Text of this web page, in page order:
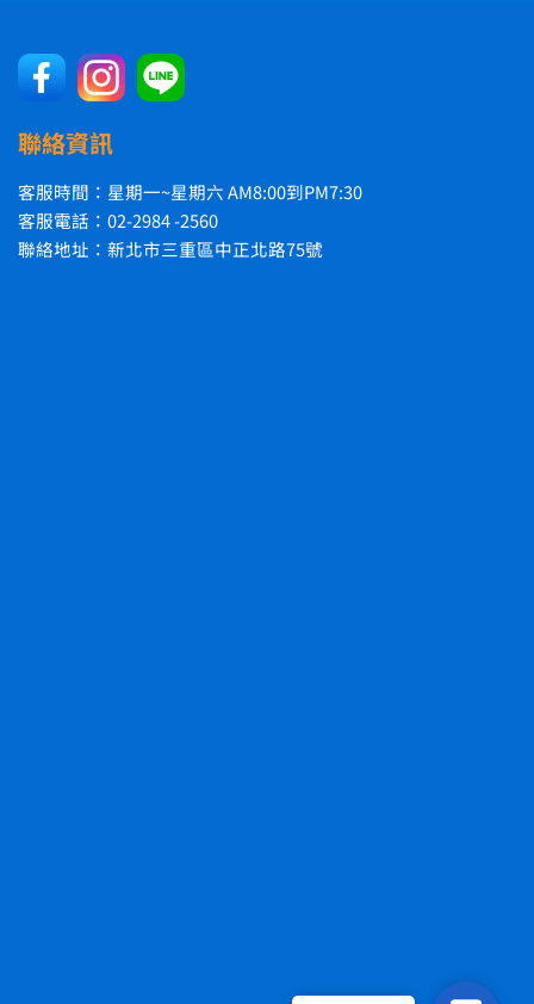
聯絡資訊
客服時間：星期一~星期六 AM8:00到PM7:30
客服電話：02-2984 -2560
聯絡地址：新北市三重區中正北路75號